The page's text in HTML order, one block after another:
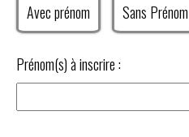
Avec prénom Sans Prénom
Prénom(s) à inscrire :